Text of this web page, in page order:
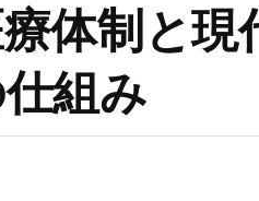
体制と現
組み